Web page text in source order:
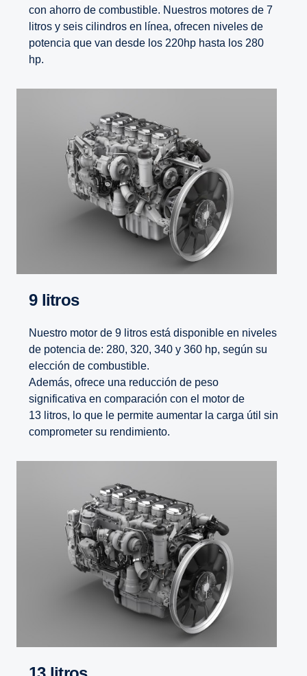
con ahorro de combustible. Nuestros motores de 7
litros y seis cilindros en línea, ofrecen niveles de
potencia que van desde los 220hp hasta los 280
hp.
9 litros
Nuestro motor de 9 litros está disponible en niveles
de potencia de: 280, 320, 340 y 360 hp, según su
elección de combustible.
Además, ofrece una reducción de peso
significativa en comparación con el motor de
13 litros, lo que le permite aumentar la carga útil sin
comprometer su rendimiento.